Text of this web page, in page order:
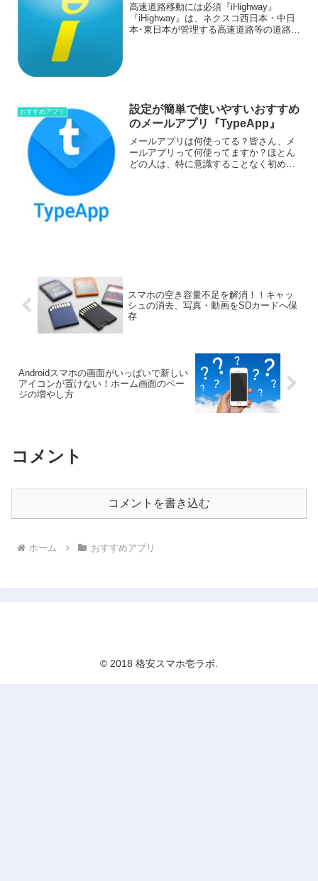
高速道路移動には必須『iHighway』
『iHighway』は、ネクスコ西日本・中日
本･東日本が管理する高速道路等の道路交
おすすめアプリ
設定が簡単で使いやすいおすすめ
のメールアプリ『TypeApp』
メールアプリは何使ってる？皆さん、メ
ールアプリって何使ってますか？ほとん
どの人は、特に意識することなく初めか
スマホの空き容量不足を解消！！キャッ
シュの消去、写真・動画をSDカードへ保
存
Androidスマホの画面がいっぱいで新しい
アイコンが置けない！ホーム画面のペー
ジの増やし方
コメント
コメントを書き込む
ホーム おすすめアプリ
© 2018 格安スマホ壱ラボ.